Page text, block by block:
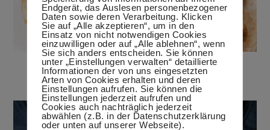
Champignonbrotaufstrich
6. September 2015
Endgerät, das Auslesen personenbezogener
Daten sowie deren Verarbeitung. Klicken
Sie auf „Alle akzeptieren“, um in den
Einsatz von nicht notwendigen Cookies
einzuwilligen oder auf „Alle ablehnen“, wenn
Sie sich anders entscheiden. Sie können
unter „Einstellungen verwalten“ detaillierte
Informationen der von uns eingesetzten
Arten von Cookies erhalten und deren
Einstellungen aufrufen. Sie können die
Einstellungen jederzeit aufrufen und
Cookies auch nachträglich jederzeit
abwählen (z.B. in der Datenschutzerklärung
oder unten auf unserer Webseite).